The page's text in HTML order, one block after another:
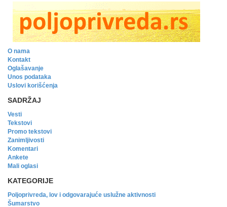
O nama
Kontakt
Oglašavanje
Unos podataka
Uslovi korišćenja
SADRŽAJ
Vesti
Tekstovi
Promo tekstovi
Zanimljivosti
Komentari
Ankete
Mali oglasi
KATEGORIJE
Poljoprivreda, lov i odgovarajuće uslužne aktivnosti
Šumarstvo